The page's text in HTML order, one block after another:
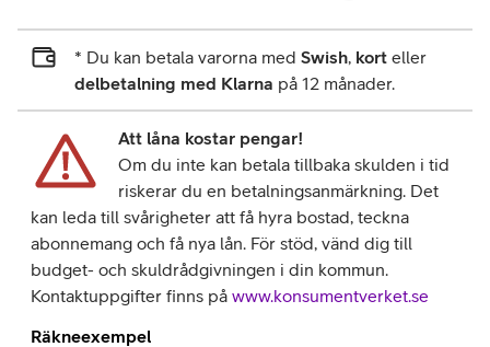
* Du kan betala varorna med Swish, kort eller
delbetalning med Klarna på 12 månader.
Att låna kostar pengar!
Om du inte kan betala tillbaka skulden i tid
riskerar du en betalningsanmärkning. Det
kan leda till svårigheter att få hyra bostad, teckna
abonnemang och få nya lån. För stöd, vänd dig till
budget- och skuldrådgivningen i din kommun.
Kontaktuppgifter finns på www.konsumentverket.se
Räkneexempel